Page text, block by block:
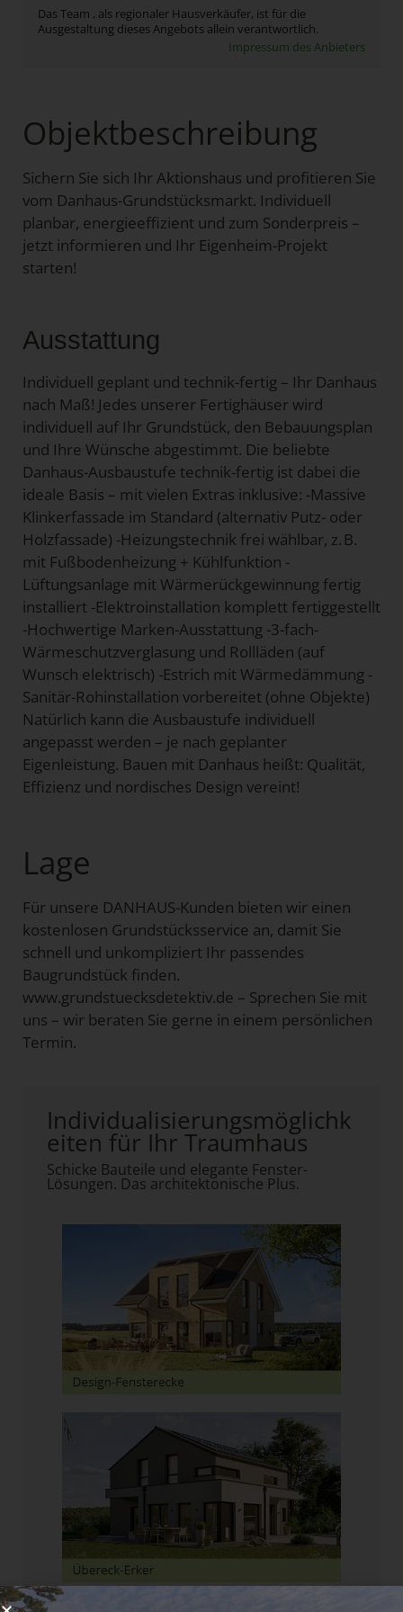
Das Team , als regionaler Hausverkäufer, ist für die
Ausgestaltung dieses Angebots allein verantwortlich.
Impressum des Anbieters
Objektbeschreibung
Sichern Sie sich Ihr Aktionshaus und profitieren Sie
vom Danhaus-Grundstücksmarkt. Individuell
planbar, energieeffizient und zum Sonderpreis –
jetzt informieren und Ihr Eigenheim-Projekt
starten!
Ausstattung
Individuell geplant und technik-fertig – Ihr Danhaus
nach Maß! Jedes unserer Fertighäuser wird
individuell auf Ihr Grundstück, den Bebauungsplan
und Ihre Wünsche abgestimmt. Die beliebte
Danhaus-Ausbaustufe technik-fertig ist dabei die
ideale Basis – mit vielen Extras inklusive: -Massive
Klinkerfassade im Standard (alternativ Putz- oder
Holzfassade) -Heizungstechnik frei wählbar, z. B.
mit Fußbodenheizung + Kühlfunktion -
Lüftungsanlage mit Wärmerückgewinnung fertig
installiert -Elektroinstallation komplett fertiggestellt
-Hochwertige Marken-Ausstattung -3-fach-
Wärmeschutzverglasung und Rollläden (auf
Wunsch elektrisch) -Estrich mit Wärmedämmung -
Sanitär-Rohinstallation vorbereitet (ohne Objekte)
Natürlich kann die Ausbaustufe individuell
angepasst werden – je nach geplanter
Eigenleistung. Bauen mit Danhaus heißt: Qualität,
Effizienz und nordisches Design vereint!
Lage
Für unsere DANHAUS-Kunden bieten wir einen
kostenlosen Grundstücksservice an, damit Sie
schnell und unkompliziert Ihr passendes
Baugrundstück finden.
www.grundstuecksdetektiv.de – Sprechen Sie mit
uns – wir beraten Sie gerne in einem persönlichen
Termin.
Individualisierungsmöglichk
eiten für Ihr Traumhaus
Schicke Bauteile und elegante Fenster-
Lösungen. Das architektonische Plus.